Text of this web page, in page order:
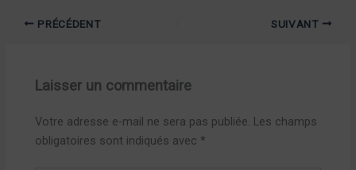
PRÉCÉDENT SUIVANT
Laisser un commentaire
Votre adresse e-mail ne sera pas publiée. Les champs
obligatoires sont indiqués avec *